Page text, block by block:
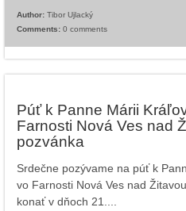
Author: Tibor Ujlacký
Comments: 0 comments
Púť k Panne Márii
Farnosti Nová Ves nad
pozvánka
Srdečne pozývame na púť k
vo Farnosti Nová Ves nad
konať v dňoch 21....